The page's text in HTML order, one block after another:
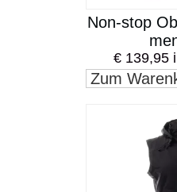
Non-stop
€ 139,95
Zum